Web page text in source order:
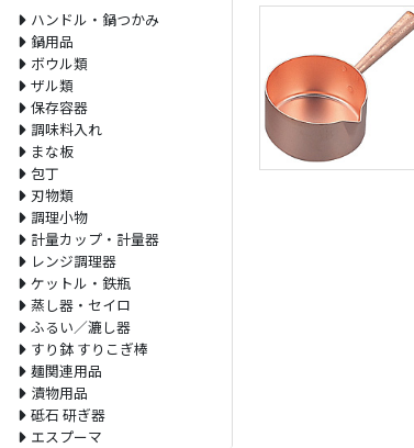
ハンドル・鍋つかみ
鍋用品
ボウル類
ザル類
保存容器
調味料入れ
まな板
包丁
刃物類
調理小物
計量カップ・計量器
レンジ調理器
ケットル・鉄瓶
蒸し器・セイロ
ふるい／漉し器
すり鉢 すりこぎ棒
麺関連用品
漬物用品
砥石 研ぎ器
エスプーマ